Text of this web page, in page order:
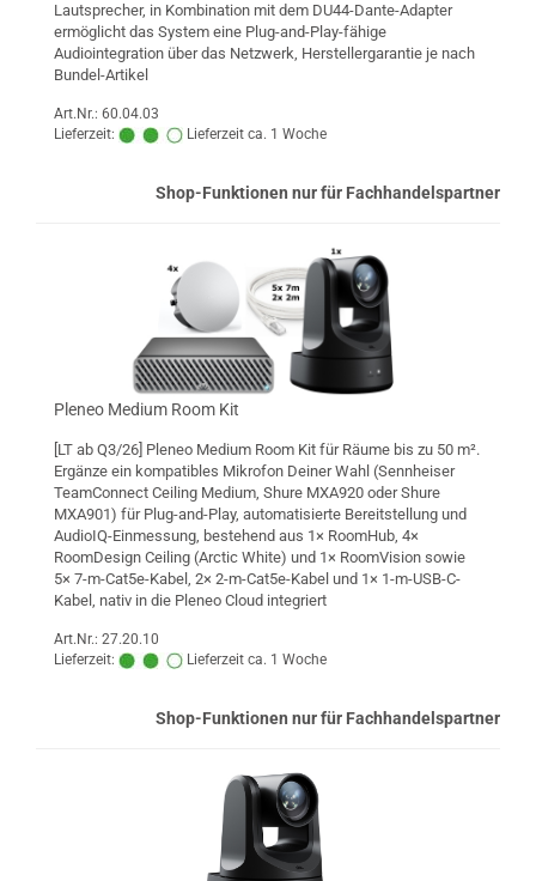
Lautsprecher, in Kombination mit dem DU44-Dante-Adapter
ermöglicht das System eine Plug-and-Play-fähige
Audiointegration über das Netzwerk, Herstellergarantie je nach
Bundel-Artikel
Art.Nr.: 60.04.03
Lieferzeit:
Lieferzeit ca. 1 Woche
Shop-Funktionen nur für Fachhandelspartner
Pleneo Medium Room Kit
[LT ab Q3/26] Pleneo Medium Room Kit für Räume bis zu 50 m².
Ergänze ein kompatibles Mikrofon Deiner Wahl (Sennheiser
TeamConnect Ceiling Medium, Shure MXA920 oder Shure
MXA901) für Plug-and-Play, automatisierte Bereitstellung und
AudioIQ-Einmessung, bestehend aus 1× RoomHub, 4×
RoomDesign Ceiling (Arctic White) und 1× RoomVision sowie
5× 7-m-Cat5e-Kabel, 2× 2-m-Cat5e-Kabel und 1× 1-m-USB-C-
Kabel, nativ in die Pleneo Cloud integriert
Art.Nr.: 27.20.10
Lieferzeit:
Lieferzeit ca. 1 Woche
Shop-Funktionen nur für Fachhandelspartner